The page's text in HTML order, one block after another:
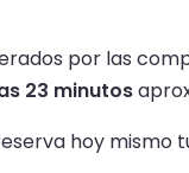
por las
23 minutos
hoy mismo